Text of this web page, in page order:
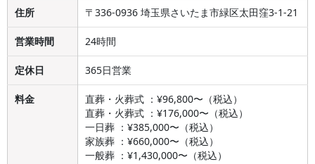
住所 〒336-0936 埼玉県さいたま市緑区太田窪3-1-21
営業時間 24時間
定休日 365日営業
料金
直葬・火葬式 ：¥96,800〜（税込）
直葬・火葬式 ：¥176,000〜（税込）
一日葬 ：¥385,000〜（税込）
家族葬 ：¥660,000〜（税込）
一般葬 ：¥1,430,000〜（税込）